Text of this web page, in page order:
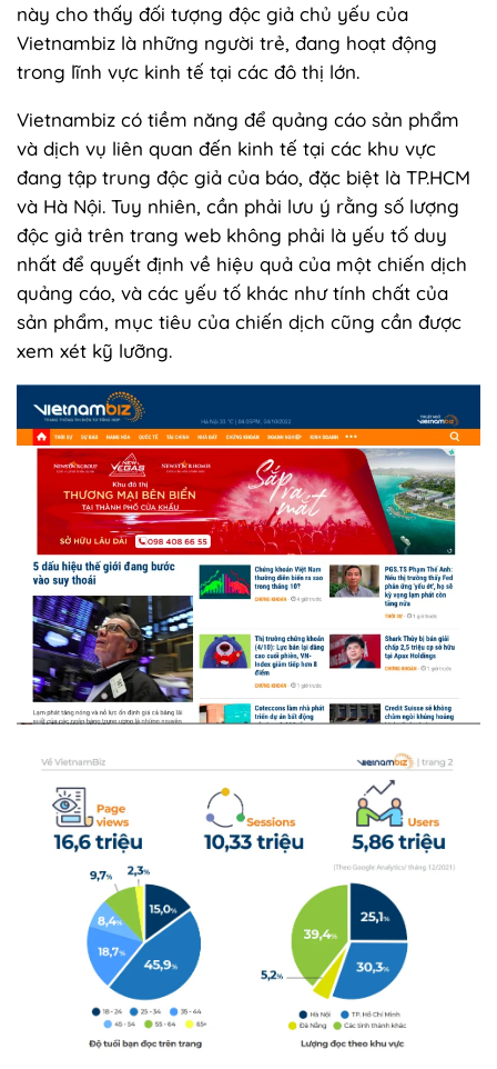
này cho thấy đối tượng độc giả chủ yếu của
Vietnambiz là những người trẻ, đang hoạt động
trong lĩnh vực kinh tế tại các đô thị lớn.
Vietnambiz có tiềm năng để quảng cáo sản phẩm
và dịch vụ liên quan đến kinh tế tại các khu vực
đang tập trung độc giả của báo, đặc biệt là TP.HCM
và Hà Nội. Tuy nhiên, cần phải lưu ý rằng số lượng
độc giả trên trang web không phải là yếu tố duy
nhất để quyết định về hiệu quả của một chiến dịch
quảng cáo, và các yếu tố khác như tính chất của
sản phẩm, mục tiêu của chiến dịch cũng cần được
xem xét kỹ lưỡng.